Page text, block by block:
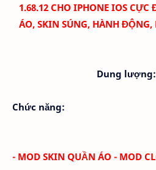
1.68.12 CHO IPHONE IOS
ÁO, SKIN SÚNG, HÀNH
Dung lượng:
Chức năng:
- MOD SKIN QUẦN ÁO - MOD